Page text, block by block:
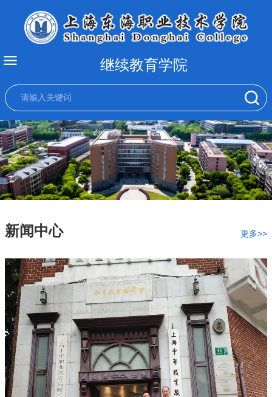
继续教育学院
新闻中心 更多>>